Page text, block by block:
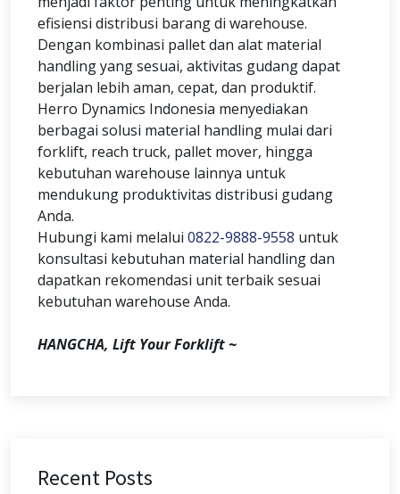
efisiensi distribusi barang di warehouse.
Dengan kombinasi pallet dan alat material
handling yang sesuai, aktivitas gudang dapat
berjalan lebih aman, cepat, dan produktif.
Herro Dynamics Indonesia menyediakan
berbagai solusi material handling mulai dari
forklift, reach truck, pallet mover, hingga
kebutuhan warehouse lainnya untuk
mendukung produktivitas distribusi gudang
Anda.
Hubungi kami melalui 0822-9888-9558 untuk
konsultasi kebutuhan material handling dan
dapatkan rekomendasi unit terbaik sesuai
kebutuhan warehouse Anda.
HANGCHA, Lift Your Forklift ~
Recent Posts